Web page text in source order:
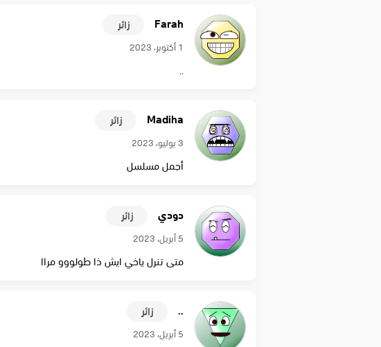
Farah زائر
1 أكتوبر، 2023
..
Madiha زائر
3 يوليو، 2023
أجمل مسلسل
دودي زائر
5 أبريل، 2023
متى تنرل ياخي ايش ذا طولووو مراا
.. زائر
5 أبريل، 2023